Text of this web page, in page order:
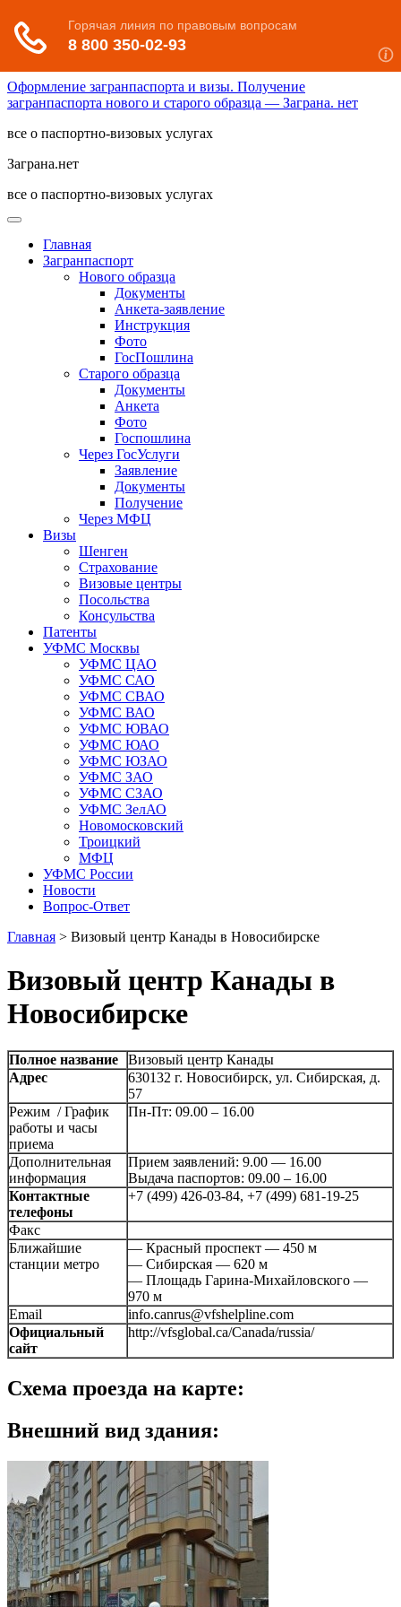
Оформление загранпаспорта и визы. Получение
загранпаспорта нового и старого образца — Заграна. нет
все о паспортно-визовых услугах
Заграна.нет
все о паспортно-визовых услугах
Главная
Загранпаспорт
Нового образца
Документы
Анкета-заявление
Инструкция
Фото
ГосПошлина
Старого образца
Документы
Анкета
Фото
Госпошлина
Через ГосУслуги
Заявление
Документы
Получение
Через МФЦ
Визы
Шенген
Страхование
Визовые центры
Посольства
Консульства
Патенты
УФМС Москвы
УФМС ЦАО
УФМС САО
УФМС СВАО
УФМС ВАО
УФМС ЮВАО
УФМС ЮАО
УФМС ЮЗАО
УФМС ЗАО
УФМС СЗАО
УФМС ЗелАО
Новомосковский
Троицкий
МФЦ
УФМС России
Новости
Вопрос-Ответ
Главная > Визовый центр Канады в Новосибирске
Визовый центр Канады в
Новосибирске
Полное название
Визовый центр Канады
Адрес
630132 г. Новосибирск, ул. Сибирская, д.
57
Режим / График
работы и часы
приема
Пн-Пт: 09.00 – 16.00
Дополнительная
информация
Прием заявлений: 9.00 — 16.00
Выдача паспортов: 09.00 – 16.00
Контактные
телефоны
+7 (499) 426-03-84, +7 (499) 681-19-25
Факс
Ближайшие
станции метро
— Красный проспект — 450 м
— Сибирская — 620 м
— Площадь Гарина-Михайловского —
970 м
Email
info.canrus@vfshelpline.com
Официальный
сайт
http://vfsglobal.ca/Canada/russia/
Схема проезда на карте:
Внешний вид здания: